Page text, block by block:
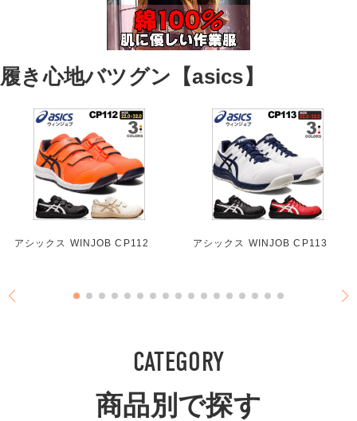
履き心地バツグン【asics】
アシックス WINJOB CP112 アシックス WINJOB CP113
CATEGORY
商品別で探す